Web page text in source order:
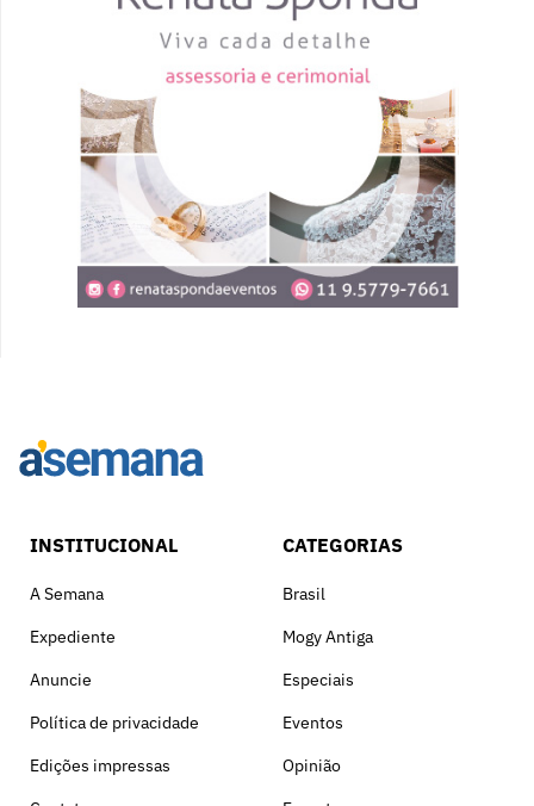
INSTITUCIONAL
A Semana
Expediente
Anuncie
Política de privacidade
Edições impressas
CATEGORIAS
Brasil
Mogy Antiga
Especiais
Eventos
Opinião